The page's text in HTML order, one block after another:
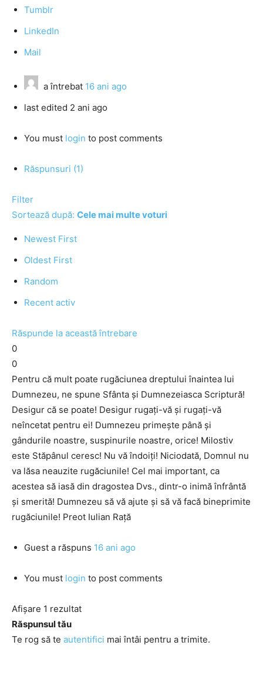
Tumblr
LinkedIn
Mail
a întrebat 16 ani ago
last edited 2 ani ago
You must login to post comments
Răspunsuri (1)
Filter
Sortează după: Cele mai multe voturi
Newest First
Oldest First
Random
Recent activ
Răspunde la această întrebare
0
0
Pentru că mult poate rugăciunea dreptului înaintea lui
Dumnezeu, ne spune Sfânta şi Dumnezeiasca Scriptură!
Desigur că se poate! Desigur rugaţi-vă şi rugaţi-vă
neîncetat pentru ei! Dumnezeu primeşte până şi
gândurile noastre, suspinurile noastre, orice! Milostiv
este Stăpânul ceresc! Nu vă îndoiţi! Niciodată, Domnul nu
va lăsa neauzite rugăciunile! Cel mai important, ca
acestea să iasă din dragostea Dvs., dintr-o inimă înfrântă
şi smerită! Dumnezeu să vă ajute şi să vă facă bineprimite
rugăciunile! Preot Iulian Raţă
Guest a răspuns 16 ani ago
You must login to post comments
Afișare 1 rezultat
Răspunsul tău
Te rog să te autentifici mai întâi pentru a trimite.